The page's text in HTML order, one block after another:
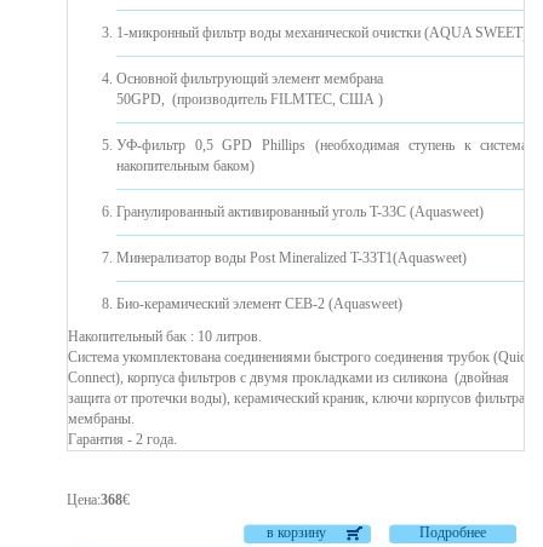
1-микронный фильтр воды механической очистки (AQUA SWEET)
Основной фильтрующий элемент мембрана
50GPD, (производитель FILMTEC, США )
УФ-фильтр 0,5 GPD Phillips (необходимая ступень к системам
накопительным баком)
Гранулированный активированный уголь T-33C (Aquasweet)
Минерализатор воды Post Mineralized T-33T1(Aquasweet)
Био-керамический элемент CEB-2 (Aquasweet)
Накопительный бак : 10 литров.
Система укомплектована соединениями быстрого соединения трубок (Quick
Connect), корпуса фильтров с двумя прокладками из силикона ​​(двойная
защита от протечки воды), керамический краник, ключи корпусов фильтра и
мембраны.
Гарантия - 2 года.
Цена:368€
Подробнее
в корзину